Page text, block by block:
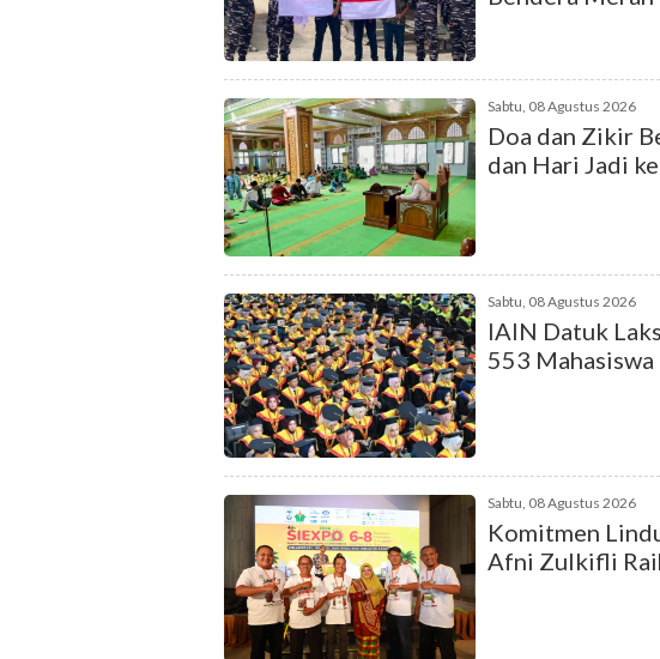
Sabtu, 08 Agustus 2026
Doa dan Zikir
dan Hari Jadi
Sabtu, 08 Agustus 2026
IAIN Datuk
553 Mahasiswa
Sabtu, 08 Agustus 2026
Komitmen
Afni Zulkifli